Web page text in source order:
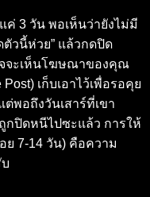
ค่ 3 วัน พอเห็นว่ายังไม่มี
ตัวนี้ห่วย” แล้วกดปิด
จะเห็นโฆษณาของคุณ
เก็บเอาไว้เพื่อรอคุย
พอถึงวันเสาร์ที่เขา
ปิดหนีไปซะแล้ว การให้
ย 7-14 วัน) คือความ